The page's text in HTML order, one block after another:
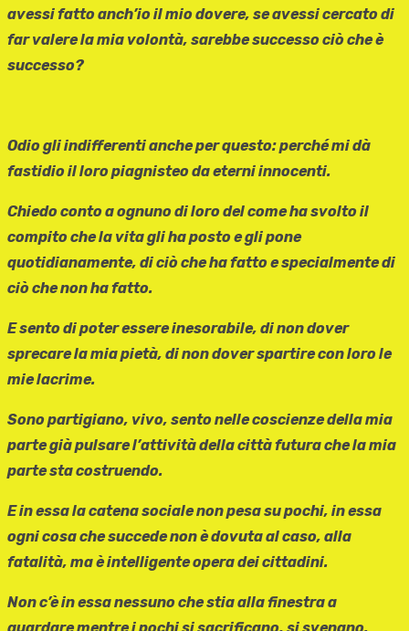
avessi fatto anch’io il mio dovere, se avessi cercato di
far valere la mia volontà, sarebbe successo ciò che è
successo?
Odio gli indifferenti anche per questo: perché mi dà
fastidio il loro piagnisteo da eterni innocenti.
Chiedo conto a ognuno di loro del come ha svolto il
compito che la vita gli ha posto e gli pone
quotidianamente, di ciò che ha fatto e specialmente di
ciò che non ha fatto.
E sento di poter essere inesorabile, di non dover
sprecare la mia pietà, di non dover spartire con loro le
mie lacrime.
Sono partigiano, vivo, sento nelle coscienze della mia
parte già pulsare l’attività della città futura che la mia
parte sta costruendo.
E in essa la catena sociale non pesa su pochi, in essa
ogni cosa che succede non è dovuta al caso, alla
fatalità, ma è intelligente opera dei cittadini.
Non c’è in essa nessuno che stia alla finestra a